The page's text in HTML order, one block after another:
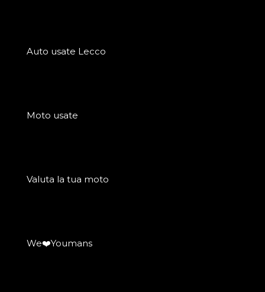
Auto usate Lecco
Moto usate
Valuta la tua moto
We❤️Youmans